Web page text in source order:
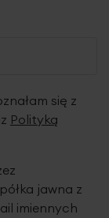
się z
Polityką
jawna z
imiennych